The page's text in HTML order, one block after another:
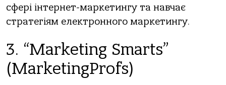
сфері інтернет-маркетингу та навчає
стратегіям електронного маркетингу.
3. “Marketing Smarts”
(MarketingProfs)